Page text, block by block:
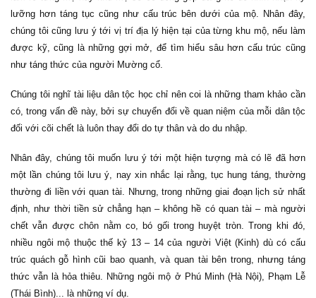
lưỡng hơn táng tục cũng như cấu trúc bên dưới của mộ. Nhân đây,
chúng tôi cũng lưu ý tới vị trí địa lý hiện tại của từng khu mộ, nếu làm
được kỹ, cũng là những gợi mở, để tìm hiểu sâu hơn cấu trúc cũng
như táng thức của người Mường cổ.
Chúng tôi nghĩ tài liệu dân tộc học chỉ nên coi là những tham khảo cần
có, trong vấn đề này, bởi sự chuyển đổi về quan niệm của mỗi dân tộc
đối với cõi chết là luôn thay đổi do tự thân và do du nhập.
Nhân đây, chúng tôi muốn lưu ý tới một hiện tượng mà có lẽ đã hơn
một lần chúng tôi lưu ý, nay xin nhắc lại rằng, tục hung táng, thường
thường đi liền với quan tài. Nhưng, trong những giai đoạn lịch sử nhất
định, như thời tiền sử chẳng hạn – không hề có quan tài – mà người
chết vẫn được chôn nằm co, bó gối trong huyệt tròn. Trong khi đó,
nhiều ngôi mộ thuộc thế kỷ 13 – 14 của người Việt (Kinh) dù có cấu
trúc quách gỗ hình cũi bao quanh, và quan tài bên trong, nhưng táng
thức vẫn là hỏa thiêu. Những ngôi mộ ở Phú Minh (Hà Nội), Phạm Lễ
(Thái Bình)... là những ví dụ.